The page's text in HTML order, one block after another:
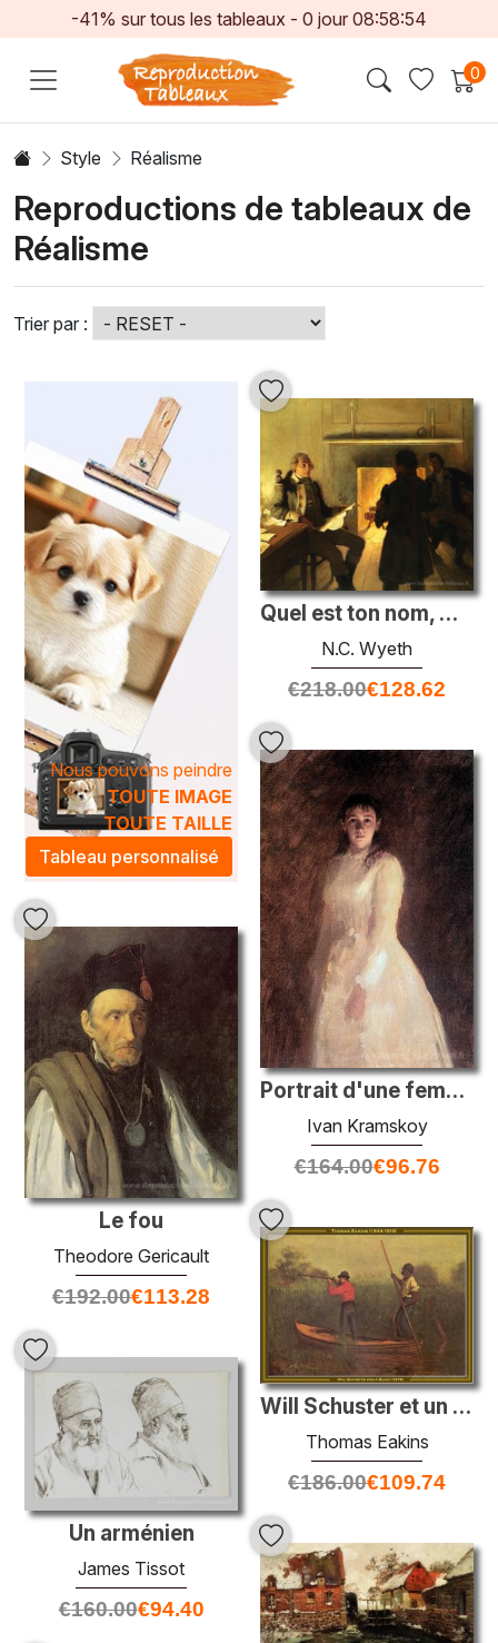
-41% sur tous les tableaux -0 jour 08:58:51
0
Style Réalisme
Reproductions de tableaux de
Réalisme
Trier par :
Nous pouvons peindre
TOUTE IMAGE
TOUTE TAILLE
Tableau personnalisé
Quel est ton nom, mon garçon
N.C. Wyeth
€218.00€128.62
Portrait d'une femme
Ivan Kramskoy
€164.00€96.76
Le fou
Theodore Gericault
€192.00€113.28
Will Schuster et un noir
Thomas Eakins
€186.00€109.74
Un arménien
James Tissot
€160.00€94.40